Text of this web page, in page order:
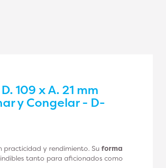
109 x A. 21 mm
y Congelar - D-
practicidad y rendimiento. Su forma
tanto para aficionados como